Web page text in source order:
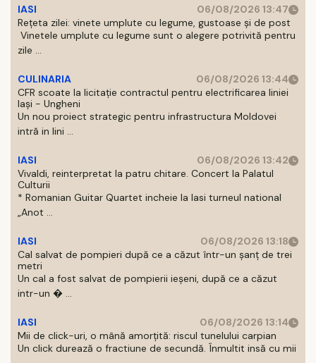
IASI
06/08/2026 13:47
Rețeta zilei: vinete umplute cu legume, gustoase și de post
Vinetele umplute cu legume sunt o alegere potrivită pentru
zile ...
CULINARIA
06/08/2026 13:44
CFR scoate la licitație contractul pentru electrificarea liniei
Iași - Ungheni
Un nou proiect strategic pentru infrastructura Moldovei
intră in lini ...
IASI
06/08/2026 13:42
Vivaldi, reinterpretat la patru chitare. Concert la Palatul
Culturii
* Romanian Guitar Quartet incheie la Iasi turneul national
„Anot ...
IASI
06/08/2026 13:18
Cal salvat de pompieri după ce a căzut într-un şanţ de trei
metri
Un cal a fost salvat de pompierii ieşeni, după ce a căzut
intr-un � ...
IASI
06/08/2026 13:14
Mii de click-uri, o mână amorțită: riscul tunelului carpian
Un click durează o fractiune de secundă. Înmultit insă cu mii